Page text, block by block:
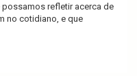
refletir acerca de
no cotidiano, e que